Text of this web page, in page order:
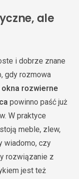
ale
i dobrze znane
gdy rozmowa
okna rozwierne
powinno paść już
W praktyce
meble, zlew,
wiadomo, czy
rozwiązanie z
jest też